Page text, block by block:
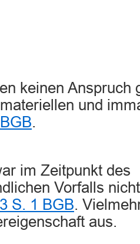
keinen Anspruch
und
.
im Zeitpunkt des
Vorfalls
S. 1 BGB.
aus.